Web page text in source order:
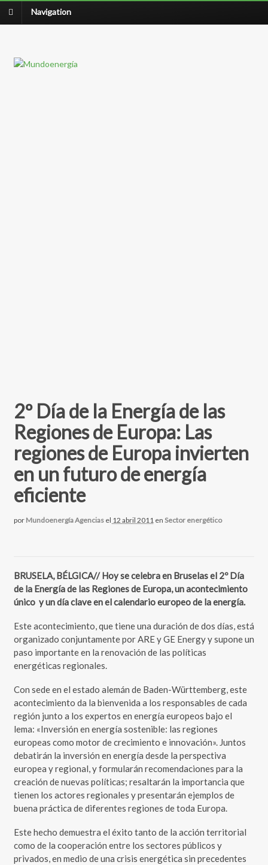
Navigation
2º Día de la Energía de las
Regiones de Europa: Las
regiones de Europa invierten
en un futuro de energía
eficiente
por Mundoenergía Agencias el 12 abril 2011 en Sector energético
BRUSELA, BÉLGICA// Hoy se celebra en Bruselas el 2º Día
de la Energía de las Regiones de Europa, un acontecimiento
único y un día clave en el calendario europeo de la energía.
Este acontecimiento, que tiene una duración de dos días, está
organizado conjuntamente por ARE y GE Energy y supone un
paso importante en la renovación de las políticas
energéticas regionales.
Con sede en el estado alemán de Baden-Württemberg, este
acontecimiento da la bienvenida a los responsables de cada
región junto a los expertos en energía europeos bajo el
lema: «Inversión en energía sostenible: las regiones
europeas como motor de crecimiento e innovación». Juntos
debatirán la inversión en energía desde la perspectiva
europea y regional, y formularán recomendaciones para la
creación de nuevas políticas; resaltarán la importancia que
tienen los actores regionales y presentarán ejemplos de
buena práctica de diferentes regiones de toda Europa.
Este hecho demuestra el éxito tanto de la acción territorial
como de la cooperación entre los sectores públicos y
privados, en medio de una crisis energética sin precedentes